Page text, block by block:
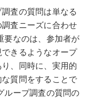
査の質問は単なる
査ニーズに合わせ
要なのは、参加者が
きるようなオープ
、同時に、実用的
質問をすることで
ループ調査の質問の